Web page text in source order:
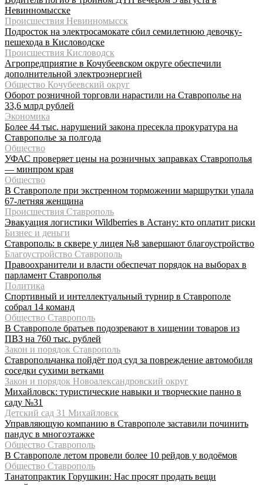
Невинномысске
Происшествия Невинномысск
Подросток на электросамокате сбил семилетнюю девочку-
пешехода в Кисловодске
Происшествия Кисловодск
Агропредприятие в Кочубеевском округе обеспечили
дополнительной электроэнергией
Общество Кочубеевский округ
Оборот розничной торговли нарастили на Ставрополье на
33,6 млрд рублей
Экономика
Более 44 тыс. нарушений закона пресекла прокуратура на
Ставрополье за полгода
Общество
УФАС проверяет цены на розничных заправках Ставрополья
— минпром края
Общество
В Ставрополе при экстренном торможении маршрутки упала
67-летняя женщина
Происшествия Ставрополь
Эвакуация логистики Wildberries в Астану: кто оплатит риски
Бизнес и деньги
Ставрополь: в сквере у лицея №8 завершают благоустройство
Благоустройство Ставрополь
Правоохранители и власти обеспечат порядок на выборах в
парламент Ставрополья
Политика
Спортивный и интеллектуальный турнир в Ставрополе
собрал 14 команд
Общество Ставрополь
В Ставрополе братьев подозревают в хищении товаров из
ПВЗ на 760 тыс. рублей
Закон и порядок Ставрополь
Ставропольчанка пойдёт под суд за повреждение автомобиля
соседки сухими ветками
Закон и порядок Новоалександровский округ
Михайловск: туристические навыки и творческие панно в
саду №31
Детский сад 31 Михайловск
Управляющую компанию в Ставрополе заставили починить
пандус в многоэтажке
Общество Ставрополь
В Ставрополе летом провели более 10 рейдов у водоёмов
Общество Ставрополь
Танатопрактик Горушкин: Нас просят продать вещи